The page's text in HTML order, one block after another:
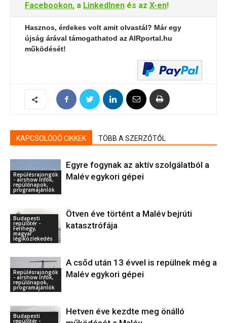
Facebookon, a LinkedInen és az X-en!
Hasznos, érdekes volt amit olvastál? Már egy
újság árával támogathatod az AIRportal.hu
működését!
KAPCSOLÓDÓ CIKKEK TÖBB A SZERZŐTŐL
Repülésrajongók
- airshow infók,
repülőnapok,
programajánlók
Egyre fogynak az aktív szolgálatból a
Malév egykori gépei
Budapesti
repülőtér -
Ferihegy,
magyar
légiközlekedés
Ötven éve történt a Malév bejrúti
katasztrófája
Repülésrajongók
- airshow infók,
repülőnapok,
programajánlók
A csőd után 13 évvel is repülnek még a
Malév egykori gépei
Budapesti
repülőtér -
Hetven éve kezdte meg önálló